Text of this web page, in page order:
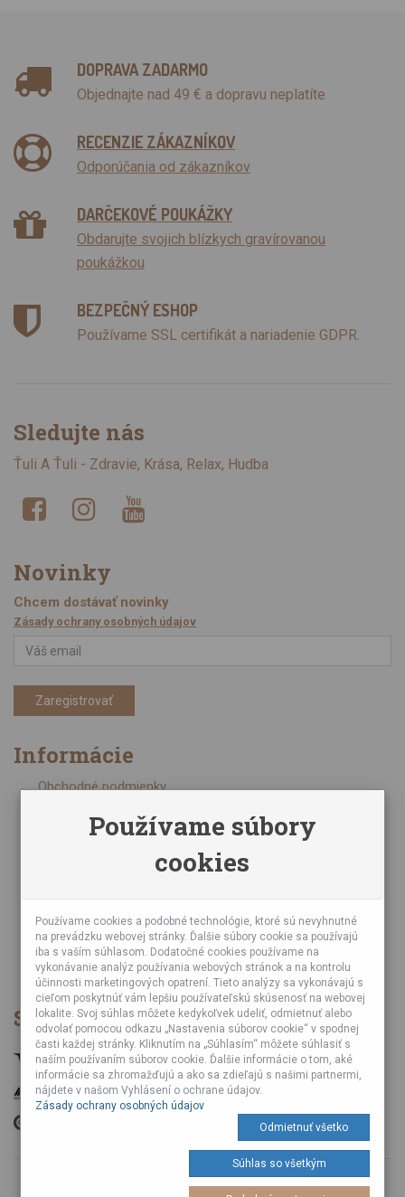
DOPRAVA ZADARMO
Objednajte nad 49 € a dopravu neplatíte
RECENZIE ZÁKAZNÍKOV
Odporúčania od zákazníkov
DARČEKOVÉ POUKÁŽKY
Obdarujte svojich blízkych gravírovanou
poukážkou
BEZPEČNÝ ESHOP
Používame SSL certifikát a nariadenie GDPR.
Sledujte nás
Ťuli A Ťuli - Zdravie, Krása, Relax, Hudba
Novinky
Chcem dostávať novinky
Zásady ochrany osobných údajov
Zaregistrovať
Informácie
Obchodné podmienky
Online kurzy bubnovania
Poznáte nás z TV a Rádia
Partnerské predajne
Testy výrobkov
Ekológia
Veľkoobchod
Spôsob platby
Používame súbory
cookies
Používame cookies a podobné technológie, ktoré sú nevyhnutné
na prevádzku webovej stránky. Ďalšie súbory cookie sa používajú
iba s vaším súhlasom. Dodatočné cookies používame na
vykonávanie analýz používania webových stránok a na kontrolu
účinnosti marketingových opatrení. Tieto analýzy sa vykonávajú s
cieľom poskytnúť vám lepšiu používateľskú skúsenosť na webovej
lokalite. Svoj súhlas môžete kedykoľvek udeliť, odmietnuť alebo
odvolať pomocou odkazu „Nastavenia súborov cookie“ v spodnej
časti každej stránky. Kliknutím na „Súhlasím“ môžete súhlasiť s
naším používaním súborov cookie. Ďalšie informácie o tom, aké
informácie sa zhromažďujú a ako sa zdieľajú s našimi partnermi,
nájdete v našom Vyhlásení o ochrane údajov.
Zásady ochrany osobných údajov
Odmietnuť všetko
Súhlas so všetkým